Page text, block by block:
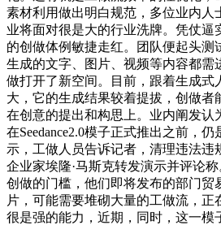
素材利用做出明白规范，多位业内人
业将面对很是大的行业洗牌。凭仗逼
的创做体例敏捷走红。团队便起头测
生成的文字、图片、视频等内容都需
做打开了新空间。目前，跟着生成式
大，它的生成结果较着提拔，创做者
在创意的提出和构思上。业内阐发认
在Seedance2.0模子正式推出之前，
示，工做人员告诉记者，清理违法违
企业家埃隆·马斯克转发演示并评论
创做的门槛，他们即将发布的部门贸
片，可能需要堆砌大量的工做流，正
很是强的能力，近期，同时，这一模